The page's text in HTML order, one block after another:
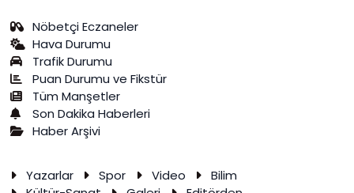
Nöbetçi Eczaneler
Hava Durumu
Trafik Durumu
Puan Durumu ve Fikstür
Tüm Manşetler
Son Dakika Haberleri
Haber Arşivi
Yazarlar Spor Video
Bilim